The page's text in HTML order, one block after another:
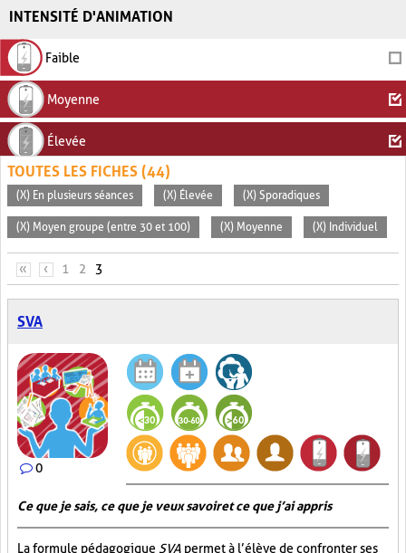
INTENSITÉ D'ANIMATION
Faible
Moyenne
Élevée
TOUTES LES FICHES (44)
(X) En plusieurs séances (X) Élevée (X) Sporadiques
(X) Moyen groupe (entre 30 et 100) (X) Moyenne (X) Individuel
PAGES
« ‹ 1 2 3
SVA
0
Ce que je sais, ce que je veux savoir et ce que j’ai appris
La formule pédagogique SVA permet à l’élève de confronter ses